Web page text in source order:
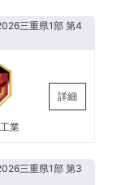
三重県1部 第4
業
詳細
三重県1部 第3